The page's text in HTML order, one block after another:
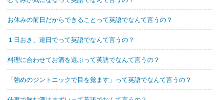
お休みの前日だからできることって英語でなんて言うの？
１日おき、連日でって英語でなんて言うの？
料理に合わせてお酒を選ぶって英語でなんて言うの？
「強めのジントニックで目を覚ます」って英語でなんて言うの？